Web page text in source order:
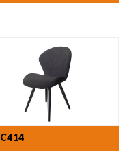
C414